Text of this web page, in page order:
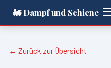
🚂 Dampf und Schiene ☰
← Zurück zur Übersicht